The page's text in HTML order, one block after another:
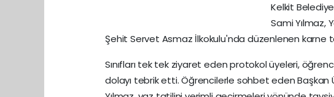
Kelkit
Sami Yılmaz,
Şehit Servet Asmaz İlkokulu'nda düzenlenen karne
Sınıfları tek tek ziyaret eden protokol üyeleri,
dolayı tebrik etti. Öğrencilerle sohbet eden Başkan